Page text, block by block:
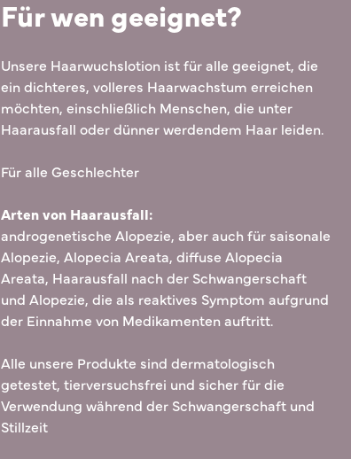
Für wen geeignet?
Unsere Haarwuchslotion ist für alle geeignet, die
ein dichteres, volleres Haarwachstum erreichen
möchten, einschließlich Menschen, die unter
Haarausfall oder dünner werdendem Haar leiden.
Für alle Geschlechter
Arten von Haarausfall:
androgenetische Alopezie, aber auch für saisonale
Alopezie, Alopecia Areata, diffuse Alopecia
Areata, Haarausfall nach der Schwangerschaft
und Alopezie, die als reaktives Symptom aufgrund
der Einnahme von Medikamenten auftritt.
Alle unsere Produkte sind dermatologisch
getestet, tierversuchsfrei und sicher für die
Verwendung während der Schwangerschaft und
Stillzeit